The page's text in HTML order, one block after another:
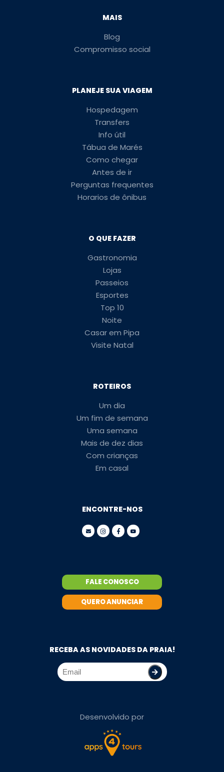
MAIS
Blog
Compromisso social
PLANEJE SUA VIAGEM
Hospedagem
Transfers
Info útil
Tábua de Marés
Como chegar
Antes de ir
Perguntas frequentes
Horarios de ônibus
O QUE FAZER
Gastronomia
Lojas
Passeios
Esportes
Top 10
Noite
Casar em Pipa
Visite Natal
ROTEIROS
Um dia
Um fim de semana
Uma semana
Mais de dez dias
Com crianças
Em casal
ENCONTRE-NOS
FALE CONOSCO
QUERO ANUNCIAR
RECEBA AS NOVIDADES DA PRAIA!
Desenvolvido por